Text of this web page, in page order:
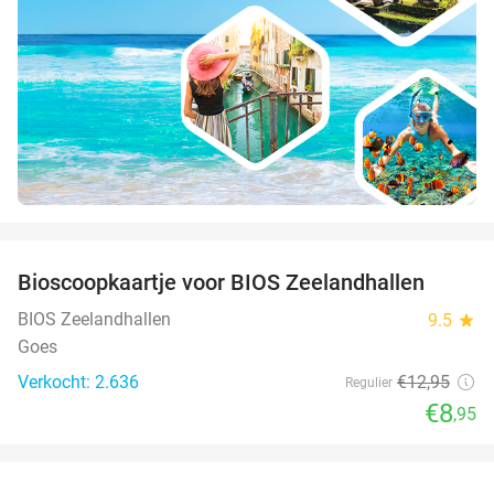
Bioscoopkaartje voor BIOS Zeelandhallen
BIOS Zeelandhallen 9.5 star
Goes
Verkocht: 2.636
Regulier €12,95
€8,95